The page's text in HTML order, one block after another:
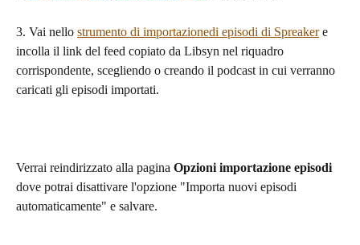
3. Vai nello strumento di importazionedi episodi di Spreaker e
incolla il link del feed copiato da Libsyn nel riquadro
corrispondente, scegliendo o creando il podcast in cui verranno
caricati gli episodi importati.
Verrai reindirizzato alla pagina Opzioni importazione episodi
dove potrai disattivare l'opzione "Importa nuovi episodi
automaticamente" e salvare.